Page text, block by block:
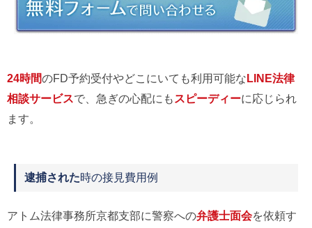
24時間のFD予約受付やどこにいても利用可能なLINE法律
相談サービスで、急ぎの心配にも スピーディーに応じられ
ます。
逮捕された時の接見費用例
アトム法律事務所京都支部に警察への弁護士面会を依頼す